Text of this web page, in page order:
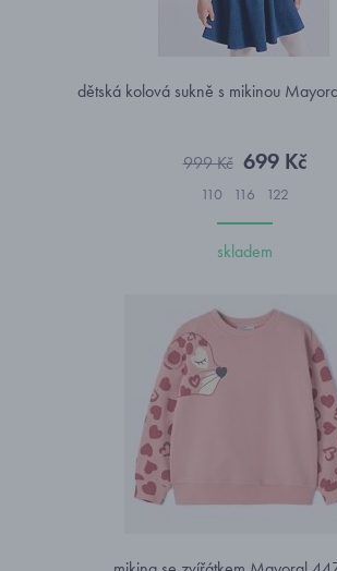
dětská kolová sukně s mikinou
999 Kč 699 Kč
110 116 122
skladem